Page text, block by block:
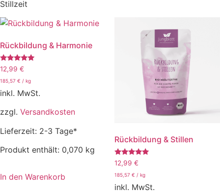
Stillzeit
Rückbildung & Harmonie
Bewertet
mit
5.00
12,99 €
185,57 € / kg
inkl. MwSt.
zzgl. Versandkosten
Lieferzeit: 2-3 Tage*
Produkt enthält: 0,070 kg
In den Warenkorb
Rückbildung & Stillen
Bewertet
mit
5.00
12,99 €
185,57 € / kg
inkl. MwSt.